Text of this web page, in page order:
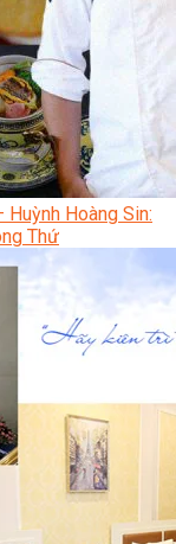
Hoàng Sin:
Thứ